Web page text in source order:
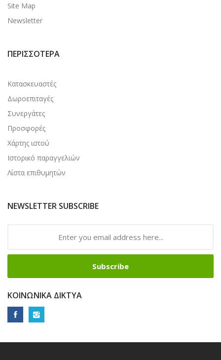
Site Map
Newsletter
ΠΕΡΙΣΣΌΤΕΡΑ
Κατασκευαστές
Δωροεπιταγές
Συνεργάτες
Προσφορές
Χάρτης ιστού
Ιστορικό παραγγελιών
Λίστα επιθυμητών
NEWSLETTER SUBSCRIBE
Subscribe
ΚΟΙΝΩΝΙΚΆ ΔΊΚΤΥΑ